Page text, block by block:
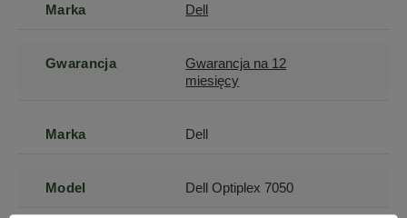
Marka Dell
Gwarancja
Gwarancja na 12
miesięcy
Marka Dell
Model Dell Optiplex 7050